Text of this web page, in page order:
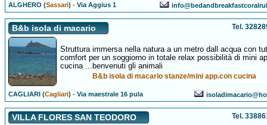
ALGHERO (Sassari) -Via Aggius 1
B&b isola di macario Tel.
Struttura immersa nella natura a un metro dall acqua con
comfort per un soggiorno in totale relax possibilità di mini
cucina ...benvenuti gli animali
B&b isola di macario stanze/mini app.con cucina
CAGLIARI (Cagliari) -Via maestrale 16 pula
VILLA FLORES SAN TEODORO Tel.